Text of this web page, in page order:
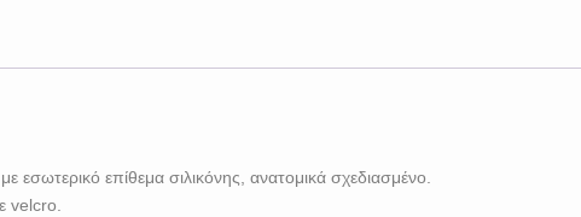
εσωτερικό επίθεμα σιλικόνης, ανατομικά σχεδιασμένο.
velcro.